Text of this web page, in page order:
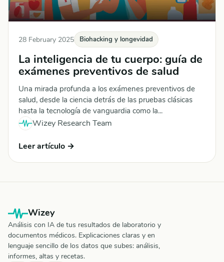
28 February 2025 Biohacking y longevidad
La inteligencia de tu cuerpo: guía de
exámenes preventivos de salud
Una mirada profunda a los exámenes preventivos de
salud, desde la ciencia detrás de las pruebas clásicas
hasta la tecnología de vanguardia como la...
Wizey Research Team
Leer artículo →
Wizey
Análisis con IA de tus resultados de laboratorio y
documentos médicos. Explicaciones claras y en
lenguaje sencillo de los datos que subes: análisis,
informes, altas y recetas.